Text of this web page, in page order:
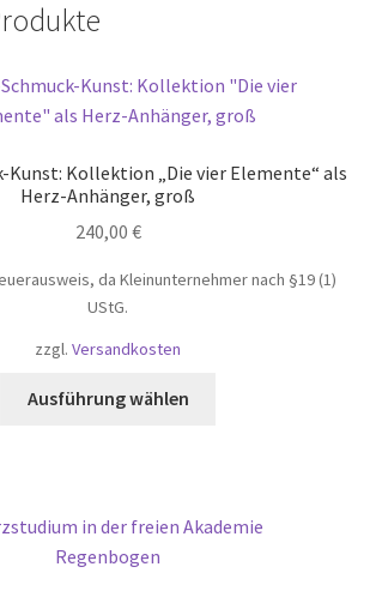
Kunst: Kollektion „Die vier Elemente“ als
Herz-Anhänger, groß
240,00 €
da Kleinunternehmer nach §19 (1)
UStG.
zzgl. Versandkosten
Ausführung wählen
auf.